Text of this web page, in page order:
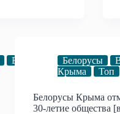
Белорусы Видео
Белорусы
Крыма
Топ
Белорусы Крыма
30-летие общества